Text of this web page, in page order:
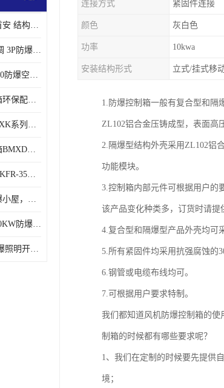
长治防爆配电箱选首安 结构紧凑、价格合理、资质齐全
长沙BKF7.2防爆空调 3P防爆空调与普通空调有什么区别
西安防爆空调BKF5.0防爆空调技术参数
郑州首安防爆配电箱环保配套用防爆配电箱
太原首安分析小屋PXK系列在线分析小屋厂家
首安防爆动力配电箱BMXD系列防爆配电箱技术参数
武汉首安防爆空调BKFR-35防爆空调生产厂家
首安防爆集装箱抗爆小屋，危化品暂存间厂家批发
BSAN防爆暖风机 20KW防爆工业暖风机
武汉防爆开关箱 防爆照明开关箱厂家
连接方式 紧固件连接
颜色 灰白色
功率 10kwa
安装结构形式 立式/挂式移
1.防爆控制箱一般有复合型和隔
ZL102铝合金压铸成型，表面高
2.隔爆型结构外壳采用ZL102铝
功能模块。
3.控制箱内部元件可根据用户的
该产品变化种类多，订货时请提
4.复合型和隔爆型产品外壳均可
5.所有紧固件均采用抗强腐蚀的
6.钢管或电缆布线均可。
7.可根据用户要求特制。
我们都知道风机防爆控制箱的
制箱的时候都有哪些要求呢？
1、我们在定制的时候要先提供
境；